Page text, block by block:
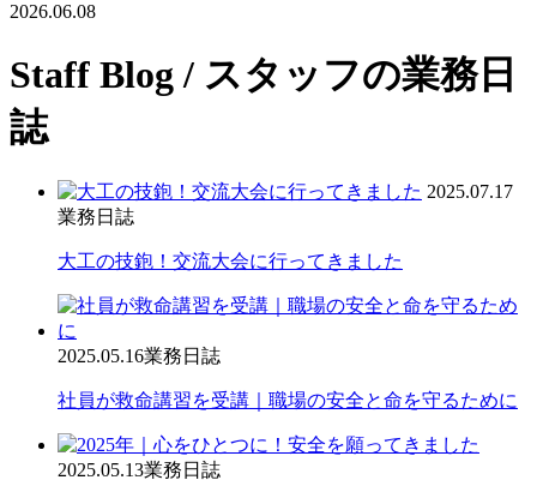
2026.06.08
Staff Blog / スタッフの業務日
誌
2025.07.17
業務日誌
大工の技鉋！交流大会に行ってきました
2025.05.16業務日誌
社員が救命講習を受講｜職場の安全と命を守るために
2025.05.13業務日誌